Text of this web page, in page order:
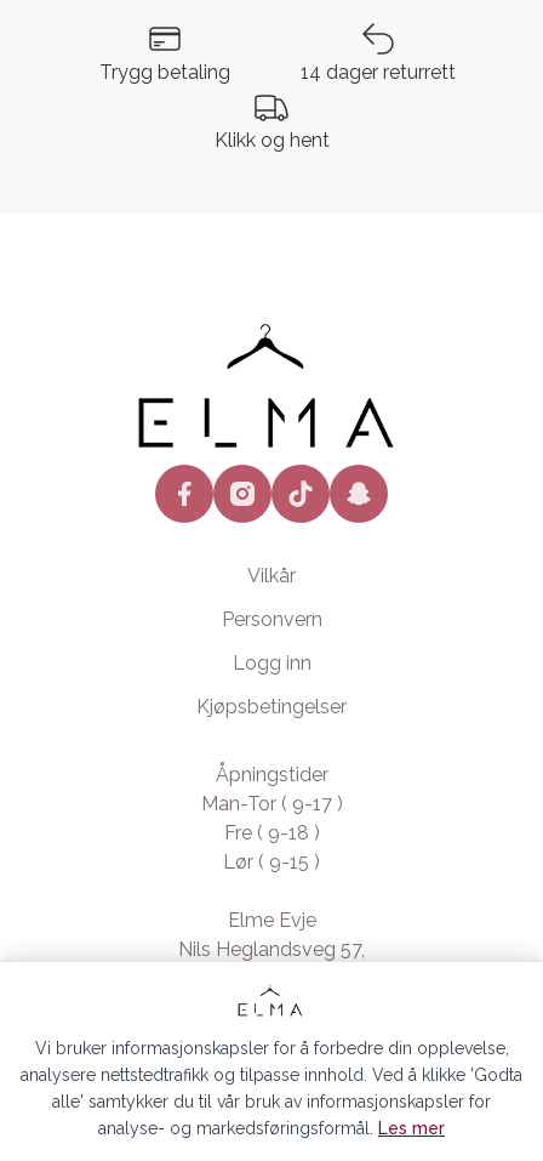
Trygg betaling 14 dager returrett
Klikk og hent
facebookinstagramtiktok snapchat
Vilkår
Personvern
Logg inn
Kjøpsbetingelser
Åpningstider
Man-Tor ( 9-17 )
Fre ( 9-18 )
Lør ( 9-15 )
Elme Evje
Nils Heglandsveg 57,
4735 Evje, Norway
- Org. nr. 923370994
Vi bruker informasjonskapsler for å forbedre din opplevelse,
analysere nettstedtrafikk og tilpasse innhold. Ved å klikke 'Godta
alle' samtykker du til vår bruk av informasjonskapsler for
analyse- og markedsføringsformål.
Les mer